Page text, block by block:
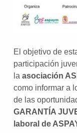
El objetivo de
participación
la asociación
como informar a
de las
GARANTÍA
laboral de